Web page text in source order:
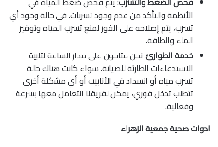
الأنظمة والتأكد من عدم وجود تسربات. في حالة وجود أي
تسرب، يتم إصلاحه على الفور لمنع تسرب المياه وتوفير
الماء والطاقة.
خدمة الطوارئ: نحن متاحون على مدار الساعة لتلبية
الاستدعاءات الطارئة للصيانة. سواء كانت هناك حالة
تسرب مياه أو انسداد في الأنابيب أو أي مشكلة أخرى
تتطلب تدخل فوري، يمكن لفريقنا التعامل معها بسرعة
وفعالية.
ادوات صحية جمعية الزهراء